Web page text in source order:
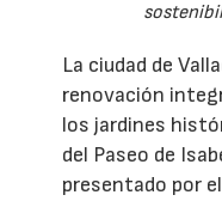
La ciudad de
renovación
los jardines
del Paseo de
presentado por